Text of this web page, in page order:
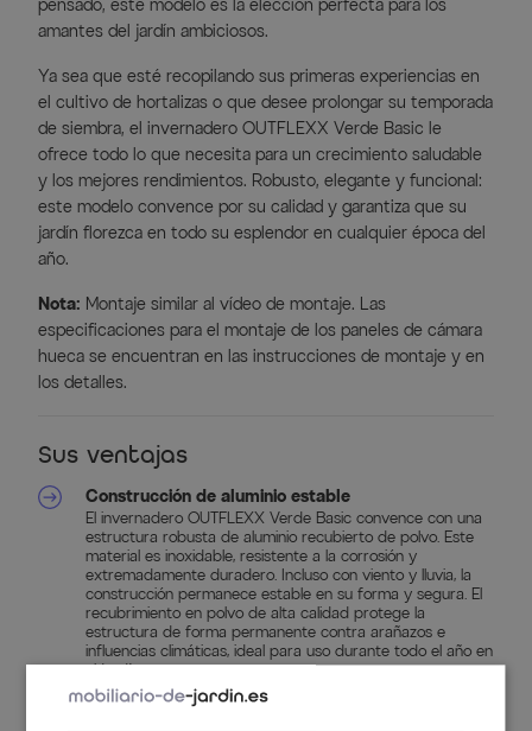
pensado, este modelo es la elección perfecta para los
amantes del jardín ambiciosos.
Ya sea que esté recopilando sus primeras experiencias en
el cultivo de hortalizas o que desee prolongar su temporada
de siembra, el invernadero OUTFLEXX Verde Basic le
ofrece todo lo que necesita para un crecimiento saludable
y los mejores rendimientos. Robusto, elegante y funcional:
este modelo convence por su calidad y garantiza que su
jardín florezca en todo su esplendor en cualquier época del
año.
Nota: Montaje similar al vídeo de montaje. Las
especificaciones para el montaje de los paneles de cámara
hueca se encuentran en las instrucciones de montaje y en
los detalles.
Sus ventajas
Construcción de aluminio estable
El invernadero OUTFLEXX Verde Basic convence con una
estructura robusta de aluminio recubierto de polvo. Este
material es inoxidable, resistente a la corrosión y
extremadamente duradero. Incluso con viento y lluvia, la
construcción permanece estable en su forma y segura. El
recubrimiento en polvo de alta calidad protege la
estructura de forma permanente contra arañazos e
influencias climáticas, ideal para uso durante todo el año en
el jardín.
Clima óptimo para las plantas
Gracias a los paneles de doble pared de policarbonato de